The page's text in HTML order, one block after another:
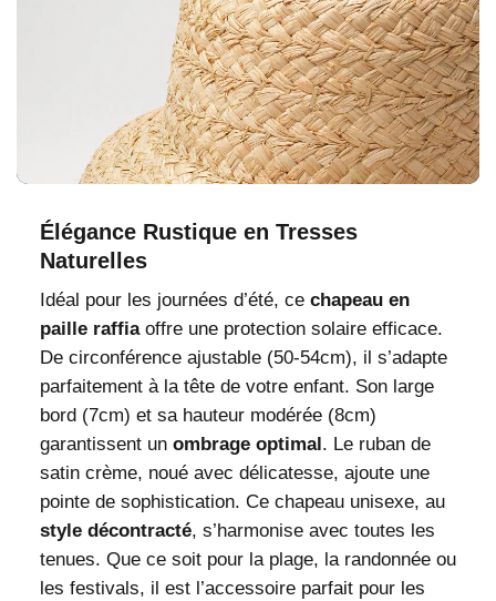
Élégance Rustique en Tresses
Naturelles
Idéal pour les journées d’été, ce chapeau en
paille raffiaoffre une protection solaire efficace.
De circonférence ajustable (50-54cm), il s’adapte
parfaitement à la tête de votre enfant. Son large
bord (7cm) et sa hauteur modérée (8cm)
garantissent un ombrage optimal . Le ruban de
satin crème, noué avec délicatesse, ajoute une
pointe de sophistication. Ce chapeau unisexe, au
style décontracté, s’harmonise avec toutes les
tenues. Que ce soit pour la plage, la randonnée ou
les festivals, il est l’accessoire parfait pour les